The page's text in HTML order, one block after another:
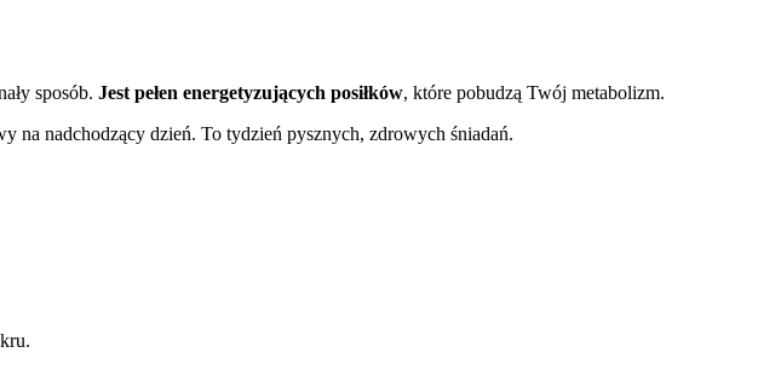
sposób. Jest pełen energetyzujących posiłków, które pobudzą Twój metabolizm.
na nadchodzący dzień. To tydzień pysznych, zdrowych śniadań.